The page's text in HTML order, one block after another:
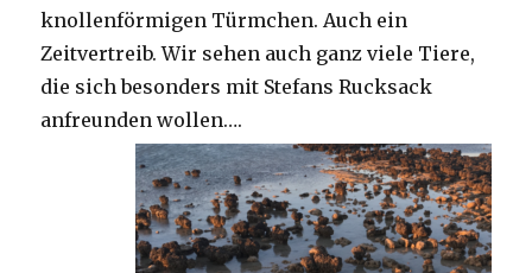
knollenförmigen Türmchen. Auch ein
Zeitvertreib. Wir sehen auch ganz viele Tiere,
die sich besonders mit Stefans Rucksack
anfreunden wollen….